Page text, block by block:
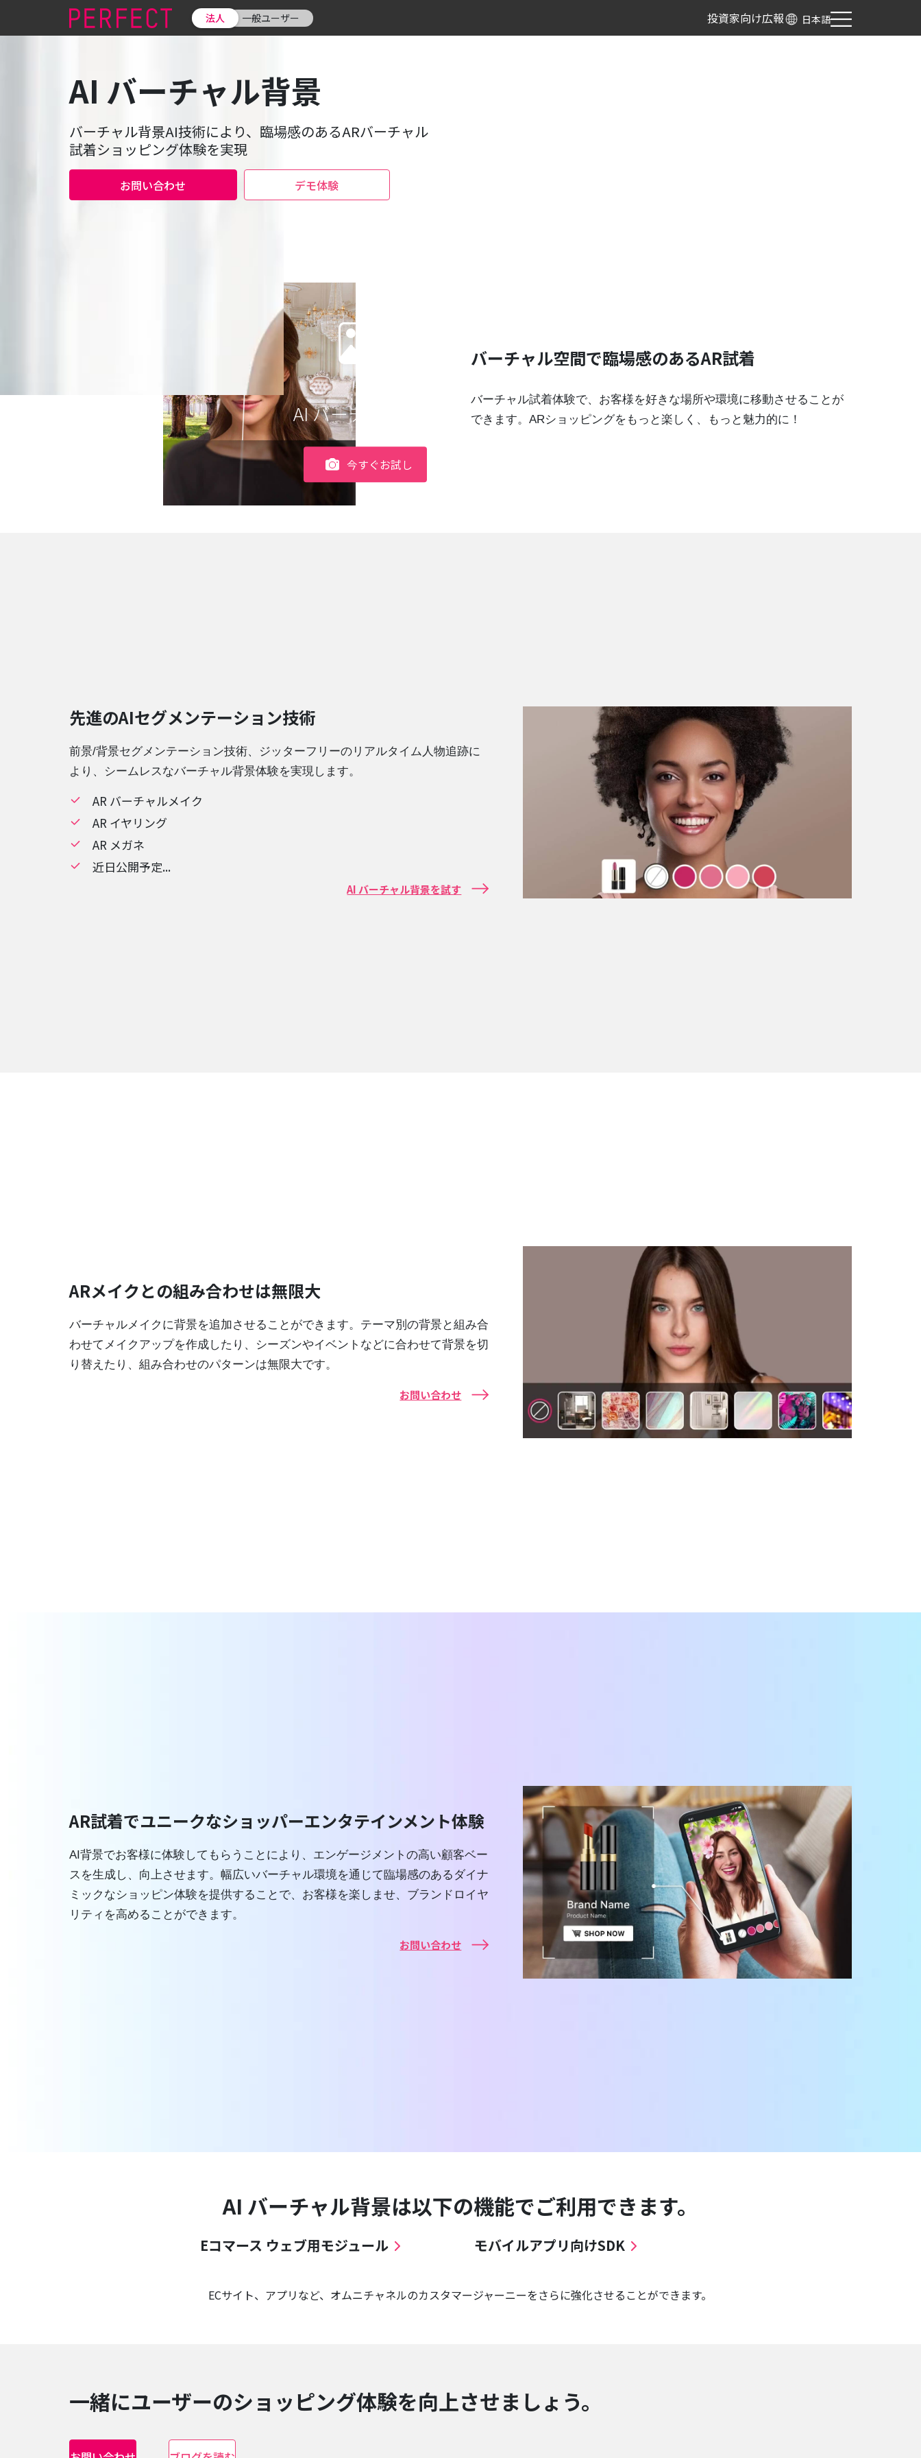
法人 一般ユーザー 投資家向け広報 日本語
AI バーチャル背景
バーチャル背景AI技術により、臨場感のあるARバーチャル
試着ショッピング体験を実現
お問い合わせ デモ体験
AI バーチャル背景
今すぐお試し
バーチャル空間で臨場感のあるAR試着
バーチャル試着体験で、お客様を好きな場所や環境に移動させることが
できます。ARショッピングをもっと楽しく、もっと魅力的に！
先進のAIセグメンテーション技術
前景/背景セグメンテーション技術、ジッターフリーのリアルタイム人物追跡に
より、シームレスなバーチャル背景体験を実現します。
AR バーチャルメイク
AR イヤリング
AR メガネ
近日公開予定...
AI バーチャル背景を試す
ARメイクとの組み合わせは無限大
バーチャルメイクに背景を追加させることができます。テーマ別の背景と組み合
わせてメイクアップを作成したり、シーズンやイベントなどに合わせて背景を切
り替えたり、組み合わせのパターンは無限大です。
お問い合わせ
AR試着でユニークなショッパーエンタテインメント体験
AI背景でお客様に体験してもらうことにより、エンゲージメントの高い顧客ベー
スを生成し、向上させます。幅広いバーチャル環境を通じて臨場感のあるダイナ
ミックなショッピン体験を提供することで、お客様を楽しませ、ブランドロイヤ
リティを高めることができます。
お問い合わせ
AI バーチャル背景は以下の機能でご利用できます。
Eコマース ウェブ用モジュール モバイルアプリ向けSDK
ECサイト、アプリなど、オムニチャネルのカスタマージャーニーをさらに強化させることができます。
一緒にユーザーのショッピング体験を向上させましょう。